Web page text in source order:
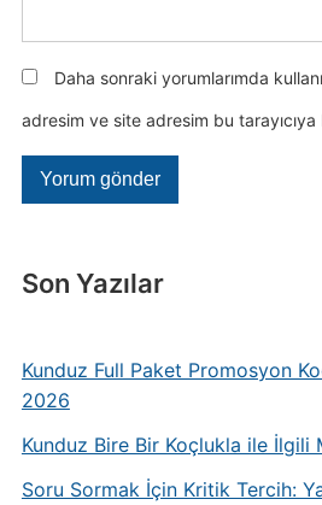
Son Yazılar
Kunduz Full Paket Promosyon
2026
Kunduz Bire Bir Koçlukla ile İlgili
Soru Sormak İçin Kritik Tercih:
Daha sonraki yorumlarımda
adresim ve site adresim bu